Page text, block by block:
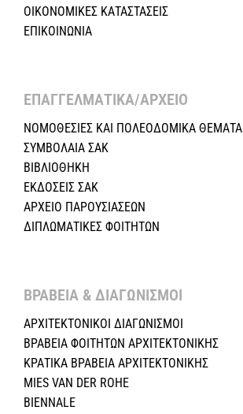
ΟΙΚΟΝΟΜΙΚΕΣ ΚΑΤΑΣΤΑΣΕΙΣ
ΕΠΙΚΟΙΝΩΝΙΑ
ΕΠΑΓΓΕΛΜΑΤΙΚΑ/ΑΡΧΕΙΟ ​
ΝΟΜΟΘΕΣΙΕΣ KAI ΠΟΛΕΟΔΟΜΙΚΑ ΘΕΜΑΤΑ
ΣΥΜΒΟΛΑΙΑ ΣΑΚ
ΒΙΒΛΙΟΘΗΚΗ
ΕΚΔΟΣΕΙΣ ΣΑΚ
ΑΡΧΕΙΟ ΠΑΡΟΥΣΙΑΣΕΩΝ
ΔΙΠΛΩΜΑΤΙΚΕΣ ΦΟΙΤΗΤΩΝ
ΒΡΑΒΕΙΑ & ΔΙΑΓΩΝΙΣΜΟΙ ​
ΑΡΧΙΤΕΚΤΟΝΙΚΟΙ ΔΙΑΓΩΝΙΣΜΟΙ
ΒΡΑΒΕΙΑ ΦΟΙΤΗΤΩΝ ΑΡΧΙΤΕΚΤΟΝΙΚΗΣ
ΚΡΑΤΙΚΑ ΒΡΑΒΕΙΑ ΑΡΧΙΤΕΚΤΟΝΙΚΗΣ
MIES VAN DER ROHE
BIENNALE